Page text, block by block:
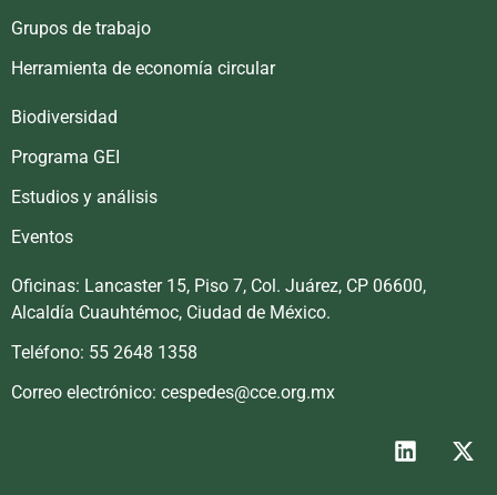
Grupos de trabajo
Herramienta de economía circular
Biodiversidad
Programa GEI
Estudios y análisis
Eventos
Oficinas: Lancaster 15, Piso 7, Col. Juárez, CP 06600,
Alcaldía Cuauhtémoc, Ciudad de México.
Teléfono: 55 2648 1358
Correo electrónico: cespedes@cce.org.mx